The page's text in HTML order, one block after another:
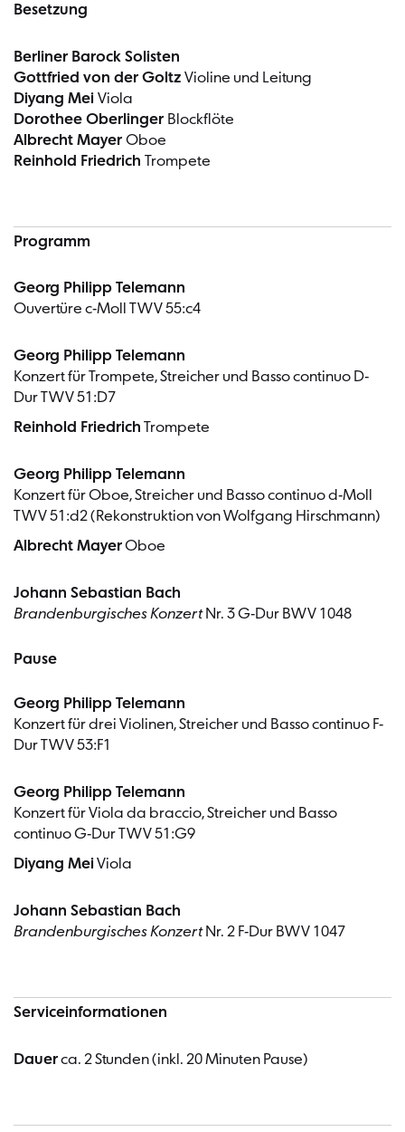
Besetzung
Berliner Barock Solisten
Gottfried von der Goltz Violine und Leitung
Diyang Mei Viola
Dorothee Oberlinger Blockflöte
Albrecht Mayer Oboe
Reinhold Friedrich Trompete
Programm
Georg Philipp Telemann
Ouvertüre c-Moll TWV 55:c4
Georg Philipp Telemann
Konzert für Trompete, Streicher und Basso continuo D-
Dur TWV 51:D7
Reinhold Friedrich Trompete
Georg Philipp Telemann
Konzert für Oboe, Streicher und Basso continuo d-Moll
TWV 51:d2 (Rekonstruktion von Wolfgang Hirschmann)
Albrecht MayerOboe
Johann Sebastian Bach
Brandenburgisches KonzertNr. 3 G-Dur BWV 1048
Pause
Georg Philipp Telemann
Konzert für drei Violinen, Streicher und Basso continuo F-
Dur TWV 53:F1
Georg Philipp Telemann
Konzert für Viola da braccio, Streicher und Basso
continuo G-Dur TWV 51:G9
Diyang MeiViola
Johann Sebastian Bach
Brandenburgisches KonzertNr. 2 F-Dur BWV 1047
Serviceinformationen
Dauerca. 2 Stunden (inkl. 20 Minuten Pause)